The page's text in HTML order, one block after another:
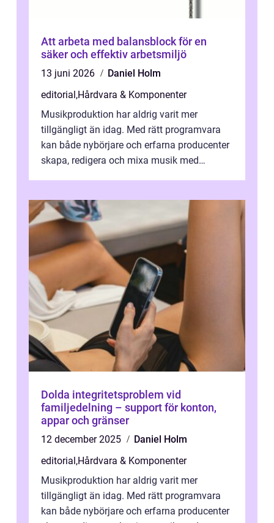
Att arbeta med balansblock för en
säker och effektiv arbetsmiljö
13 juni 2026
Daniel Holm
editorial,Hårdvara & Komponenter
Musikproduktion har aldrig varit mer
tillgängligt än idag. Med rätt programvara
kan både nybörjare och erfarna producenter
skapa, redigera och mixa musik med
Dolda integritetsproblem vid
familjedelning – support för konton,
appar och gränser
12 december 2025
Daniel Holm
editorial,Hårdvara & Komponenter
Musikproduktion har aldrig varit mer
tillgängligt än idag. Med rätt programvara
kan både nybörjare och erfarna producenter